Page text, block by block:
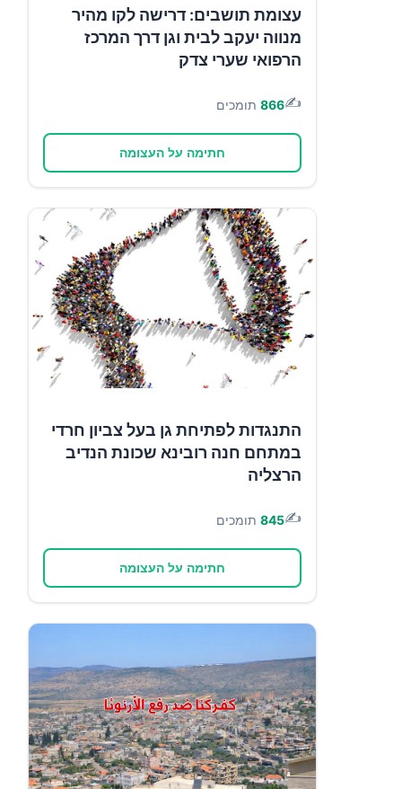
עצומת תושבים: דרישה לקו מהיר
מנווה יעקב לבית וגן דרך המרכז
הרפואי שערי צדק
✍️
866 תומכים
חתימה על העצומה
התנגדות לפתיחת גן בעל צביון חרדי
במתחם חנה רובינא שכונת הנדיב
הרצליה
✍️
845 תומכים
חתימה על העצומה